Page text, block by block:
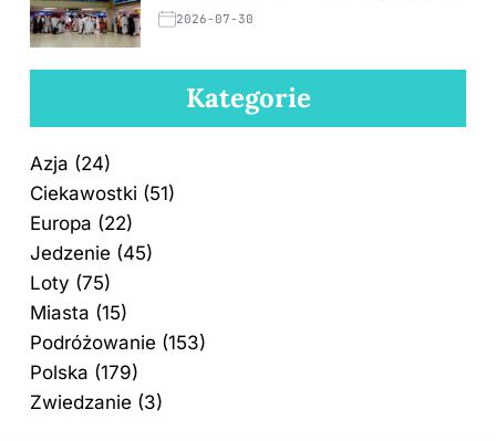
2026-07-30
Kategorie
Azja (24)
Ciekawostki (51)
Europa (22)
Jedzenie (45)
Loty (75)
Miasta (15)
Podróżowanie (153)
Polska (179)
Zwiedzanie (3)